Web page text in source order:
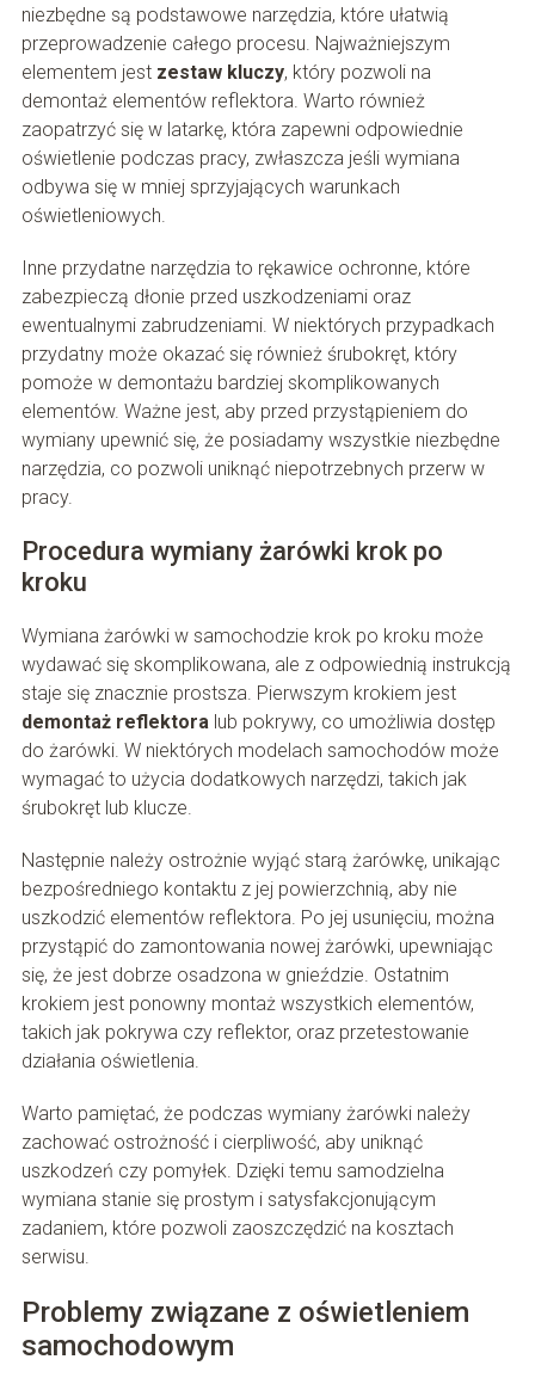
niezbędne są podstawowe narzędzia, które ułatwią
przeprowadzenie całego procesu. Najważniejszym
elementem jest zestaw kluczy, który pozwoli na
demontaż elementów reflektora. Warto również
zaopatrzyć się w latarkę, która zapewni odpowiednie
oświetlenie podczas pracy, zwłaszcza jeśli wymiana
odbywa się w mniej sprzyjających warunkach
oświetleniowych.
Inne przydatne narzędzia to rękawice ochronne, które
zabezpieczą dłonie przed uszkodzeniami oraz
ewentualnymi zabrudzeniami. W niektórych przypadkach
przydatny może okazać się również śrubokręt, który
pomoże w demontażu bardziej skomplikowanych
elementów. Ważne jest, aby przed przystąpieniem do
wymiany upewnić się, że posiadamy wszystkie niezbędne
narzędzia, co pozwoli uniknąć niepotrzebnych przerw w
pracy.
Procedura wymiany żarówki krok po
kroku
Wymiana żarówki w samochodzie krok po kroku może
wydawać się skomplikowana, ale z odpowiednią instrukcją
staje się znacznie prostsza. Pierwszym krokiem jest
demontaż reflektoralub pokrywy, co umożliwia dostęp
do żarówki. W niektórych modelach samochodów może
wymagać to użycia dodatkowych narzędzi, takich jak
śrubokręt lub klucze.
Następnie należy ostrożnie wyjąć starą żarówkę, unikając
bezpośredniego kontaktu z jej powierzchnią, aby nie
uszkodzić elementów reflektora. Po jej usunięciu, można
przystąpić do zamontowania nowej żarówki, upewniając
się, że jest dobrze osadzona w gnieździe. Ostatnim
krokiem jest ponowny montaż wszystkich elementów,
takich jak pokrywa czy reflektor, oraz przetestowanie
działania oświetlenia.
Warto pamiętać, że podczas wymiany żarówki należy
zachować ostrożność i cierpliwość, aby uniknąć
uszkodzeń czy pomyłek. Dzięki temu samodzielna
wymiana stanie się prostym i satysfakcjonującym
zadaniem, które pozwoli zaoszczędzić na kosztach
serwisu.
Problemy związane z oświetleniem
samochodowym